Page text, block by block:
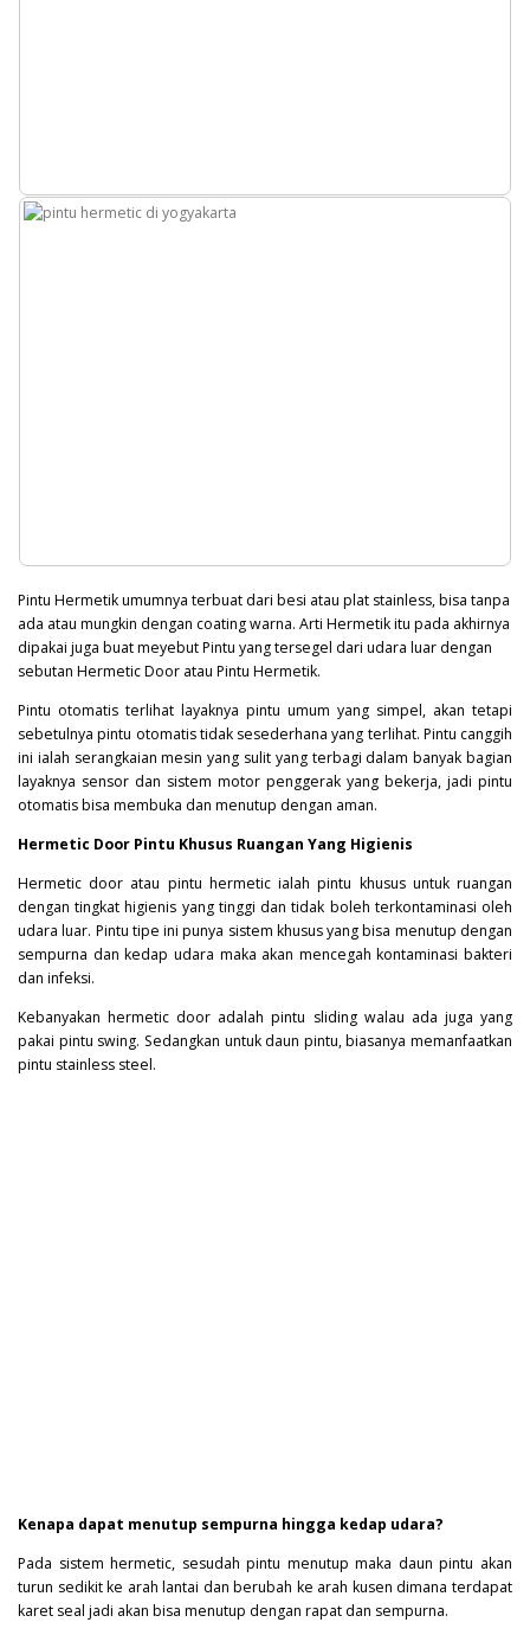
Pintu Hermetik umumnya terbuat dari besi atau plat stainless, bisa tanpa
ada atau mungkin dengan coating warna. Arti Hermetik itu pada akhirnya
dipakai juga buat meyebut Pintu yang tersegel dari udara luar dengan
sebutan Hermetic Door atau Pintu Hermetik.
Pintu otomatis terlihat layaknya pintu umum yang simpel, akan tetapi
sebetulnya pintu otomatis tidak sesederhana yang terlihat. Pintu canggih
ini ialah serangkaian mesin yang sulit yang terbagi dalam banyak bagian
layaknya sensor dan sistem motor penggerak yang bekerja, jadi pintu
otomatis bisa membuka dan menutup dengan aman.
Hermetic Door Pintu Khusus Ruangan Yang Higienis
Hermetic door atau pintu hermetic ialah pintu khusus untuk ruangan
dengan tingkat higienis yang tinggi dan tidak boleh terkontaminasi oleh
udara luar. Pintu tipe ini punya sistem khusus yang bisa menutup dengan
sempurna dan kedap udara maka akan mencegah kontaminasi bakteri
dan infeksi.
Kebanyakan hermetic door adalah pintu sliding walau ada juga yang
pakai pintu swing. Sedangkan untuk daun pintu, biasanya memanfaatkan
pintu stainless steel.
Kenapa dapat menutup sempurna hingga kedap udara?
Pada sistem hermetic, sesudah pintu menutup maka daun pintu akan
turun sedikit ke arah lantai dan berubah ke arah kusen dimana terdapat
karet seal jadi akan bisa menutup dengan rapat dan sempurna.